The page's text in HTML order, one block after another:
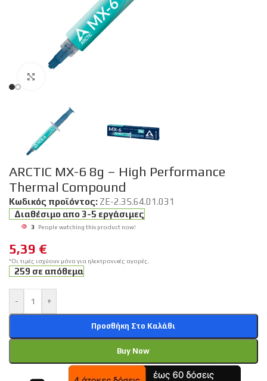
ARCTIC MX-6 8g – High Performance
Thermal Compound
Κωδικός προϊόντος: ZE-2.35.64.01.031
Διαθέσιμο απο 3-5 εργάσιμες
3 People watching this product now!
5,39 €
*Οι τιμές ισχύουν μόνο για ηλεκτρονικές αγορές.
259 σε απόθεμα
- +
Προσθήκη Στο Καλάθι
Buy Now